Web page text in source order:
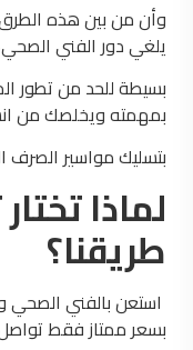
وأن من بين هذه الطرق
يلغي دور الفني
بسيطة للحد من تطور
بمهمته ويخلصك من
بتسليك مواسير الصرف
لماذا
طريقنا؟
استعن بالفني الصحي
بسعر ممتاز فقط